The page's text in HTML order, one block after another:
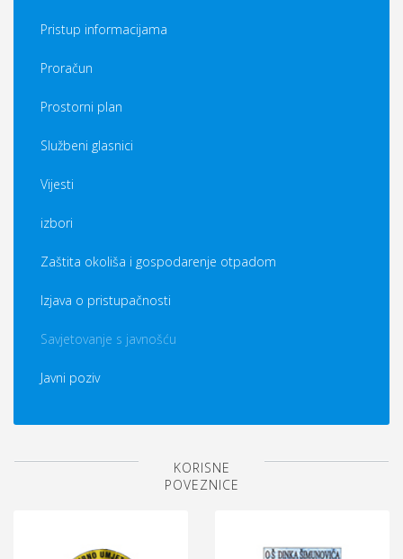
Pristup informacijama
Proračun
Prostorni plan
Službeni glasnici
Vijesti
izbori
Zaštita okoliša i gospodarenje otpadom
Izjava o pristupačnosti
Savjetovanje s javnošću
Javni poziv
KORISNE
POVEZNICE